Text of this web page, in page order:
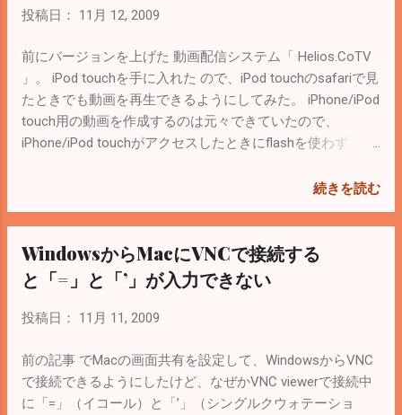
う。 初心者用の本を買うのもいいけど、下
かな？（他の言語をある程度習得していれ
ば） 【Apple Developer Connection】
Objective-C 2.0プログラミング言語
た人のブログ ライセンス的に大丈夫でいいライブラリはな
いうライブラリ。 Google codeのプロジェクトページ 。
Apache License 2.0なのでリファレンスに著作権表示と免責
事項を表示すればＯＫ。詳しくは wikipedia で。 だけど、
iPhoneはQRコードだけと書いてある。実際に「Barcodes」
という無料のiPhoneアプリがこのライブラリを使っている
ので、あまり苦労せずに実現できそう。 やってみた人のブ
がに骨が折れそう。
投稿日： 11月 12, 2009
前にバージョンを上げた 動画配信システム「 Helios.CoTV
」。 iPod touchを手に入れた ので、iPod touchのsafariで見
たときでも動画を再生できるようにしてみた。 iPhone/iPod
touch用の動画を作成するのは元々できていたので、
iPhone/iPod touchがアクセスしたときにflashを使わず
生できる動画の形式はそれぞれの 公式ページ に記載がある
<embed width="640" height="480" href="＜再生する動画の
URL＞" type="video/mp4" target="myself" src="＜サムネイル
画像のURL”/> これで再生はできるけど、ＰＣ用の画面レイ
アウトなのでちょっと使い勝手は悪い。 この辺は
iPhoneApp.CoTV（←iPhoneアプリ版CoTV）でカバーする
続きを読む
WindowsからMacにVNCで接続する
と「=」と「’」が入力できない
投稿日： 11月 11, 2009
前の記事 でMacの画面共有を設定して、WindowsからVNC
で接続できるようにしたけど、なぜかVNC viewerで接続中
に「=」（イコール）と「’」（シングルクウォテーショ